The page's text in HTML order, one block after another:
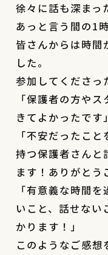
徐々に話も深まっ
あっと言う間の1
皆さんからは時間
した。
参加してくださっ
「保護者の方や
きてよかったです」
「不安だったこ
持つ保護者さんと
ます！ありがとう
「有意義な時間
いこと、話せない
かります！」
このようなご感想